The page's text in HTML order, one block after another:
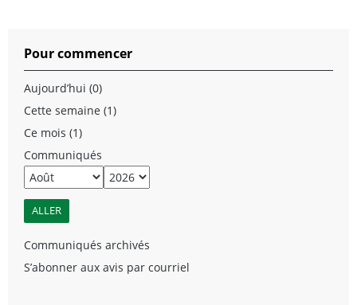
Pour commencer
Aujourd’hui (0)
Cette semaine (1)
Ce mois (1)
Communiqués
Communiqués archivés
S’abonner aux avis par courriel